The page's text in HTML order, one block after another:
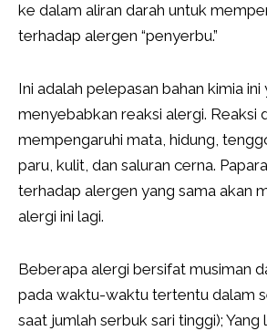
ke dalam aliran darah untuk
terhadap alergen “penyerbu.”
Ini adalah pelepasan bahan kimia ini
menyebabkan reaksi alergi. Reaksi
mempengaruhi mata, hidung,
paru, kulit, dan saluran cerna.
terhadap alergen yang sama akan
alergi ini lagi.
Beberapa alergi bersifat musiman
pada waktu-waktu tertentu dalam
saat jumlah serbuk sari tinggi); Yang